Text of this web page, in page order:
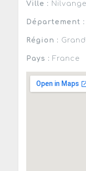
Ville : Nilvange
Département :
Région :
Pays : France